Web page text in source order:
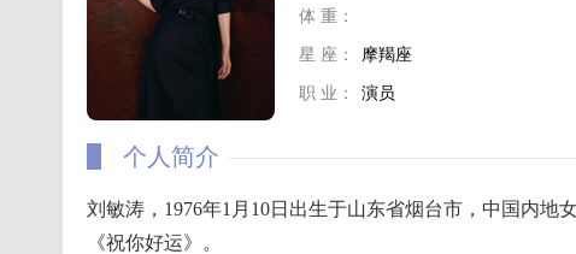
体 重：
星 座： 摩羯座
职 业： 演员
个人简介
刘敏涛，1976年1月10日出生于山东省烟台市，中国内地
《祝你好运》。